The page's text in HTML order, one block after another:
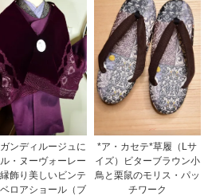
ンディルージュに
・ヌーヴォーレー
飾り美しいビンテ
ロアショール（ブ
*ア・カセテ*草履（Lサ
イズ）ビターブラウン小
鳥と栗鼠のモリス・パッ
チワーク